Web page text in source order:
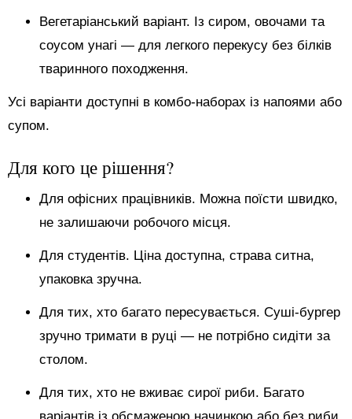
Вегетаріанський варіант. Із сиром, овочами та
соусом унагі — для легкого перекусу без білків
тваринного походження.
Усі варіанти доступні в комбо-наборах із напоями або
супом.
Для кого це рішення?
Для офісних працівників. Можна поїсти швидко,
не залишаючи робочого місця.
Для студентів. Ціна доступна, страва ситна,
упаковка зручна.
Для тих, хто багато пересувається. Суші-бургер
зручно тримати в руці — не потрібно сидіти за
столом.
Для тих, хто не вживає сирої риби. Багато